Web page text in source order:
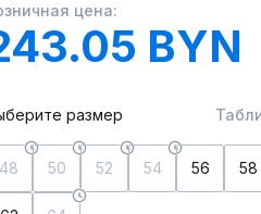
цена:
BYN
размер
48 50 52 54 56 58